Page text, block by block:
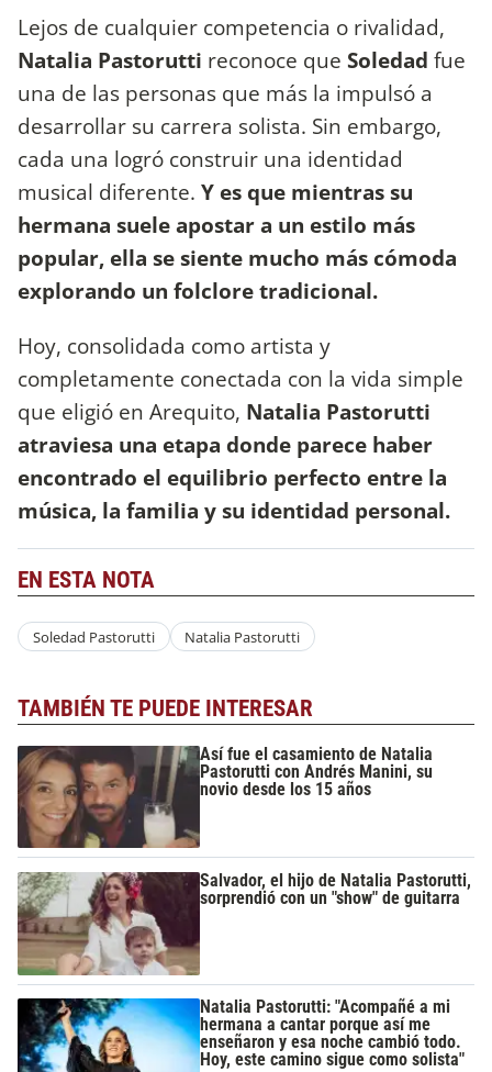
Lejos de cualquier competencia o rivalidad,
Natalia Pastorutti reconoce que Soledad fue
una de las personas que más la impulsó a
desarrollar su carrera solista. Sin embargo,
cada una logró construir una identidad
musical diferente. Y es que mientras su
hermana suele apostar a un estilo más
popular, ella se siente mucho más cómoda
explorando un folclore tradicional.
Hoy, consolidada como artista y
completamente conectada con la vida simple
que eligió en Arequito, Natalia Pastorutti
atraviesa una etapa donde parece haber
encontrado el equilibrio perfecto entre la
música, la familia y su identidad personal.
EN ESTA NOTA
Soledad Pastorutti Natalia Pastorutti
TAMBIÉN TE PUEDE INTERESAR
Así fue el casamiento de Natalia
Pastorutti con Andrés Manini, su
novio desde los 15 años
Salvador, el hijo de Natalia Pastorutti,
sorprendió con un "show" de guitarra
Natalia Pastorutti: "Acompañé a mi
hermana a cantar porque así me
enseñaron y esa noche cambió todo.
Hoy, este camino sigue como solista"